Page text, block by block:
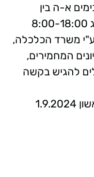
א-ה בין
ע"י משרד הכלכלה,
המחמירים,
להגיש בקשה
שנת הפעילות תחל ביום ראשון 1.9.2024